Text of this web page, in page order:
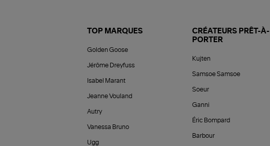
TOP MARQUES
Golden Goose
Jérôme Dreyfuss
Isabel Marant
Jeanne Vouland
Autry
Vanessa Bruno
Ugg
CRÉATEURS PRÊT-À-
PORTER
Kujten
Samsoe Samsoe
Soeur
Ganni
Éric Bompard
Barbour